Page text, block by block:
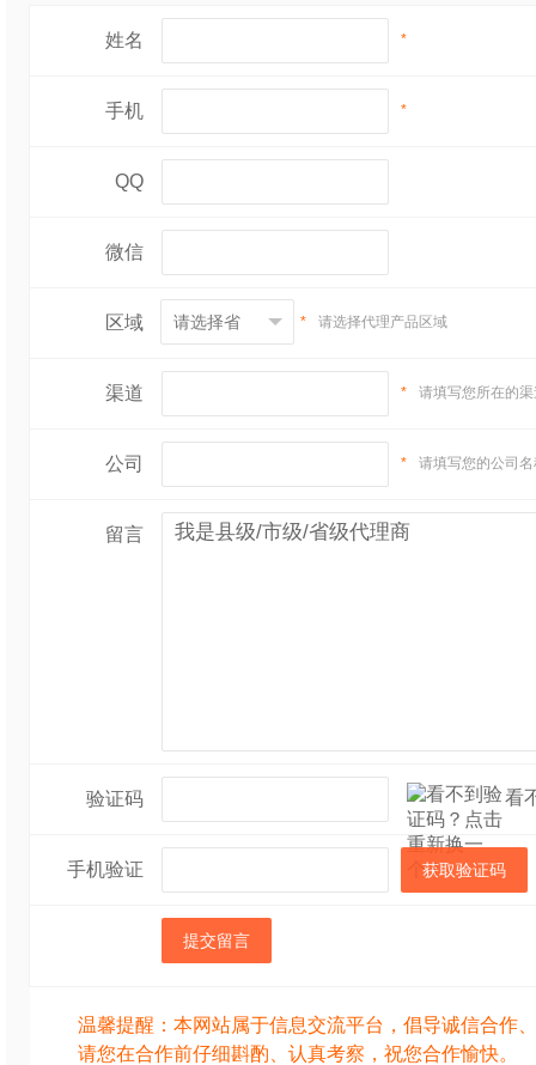
姓名 *
手机 *
QQ
微信
区域 * 请选择代理产品区域
渠道 * 请填写您所在的
公司 * 请填写您的公司
留言
验证码 看
手机验证 获取验证码
提交留言
温馨提醒：本网站属于信息交流平台，倡导诚信合作
请您在合作前仔细斟酌、认真考察，祝您合作愉快。